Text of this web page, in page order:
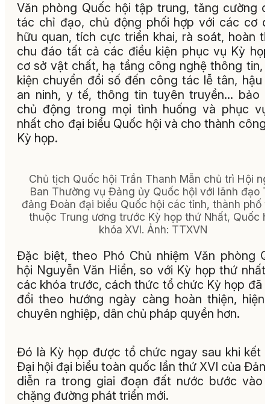
Văn phòng Quốc hội tập trung, tăng cường
tác chỉ đạo, chủ động phối hợp với các cơ
hữu quan, tích cực triển khai, rà soát, hoàn
chu đáo tất cả các điều kiện phục vụ Kỳ
cơ sở vật chất, hạ tầng công nghệ thông tin,
kiện chuyển đổi số đến công tác lễ tân, hậu
an ninh, y tế, thông tin tuyên truyền… bảo
chủ động trong mọi tình huống và phục
nhất cho đại biểu Quốc hội và cho thành công
Kỳ họp.
Chủ tịch Quốc hội Trần Thanh Mẫn chủ trì Hội
Ban Thường vụ Đảng ủy Quốc hội với lãnh đạo
đảng Đoàn đại biểu Quốc hội các tỉnh, thành phố
thuộc Trung ương trước Kỳ họp thứ Nhất, Quốc
khóa XVI. Ảnh: TTXVN
Đặc biệt, theo Phó Chủ nhiệm Văn phòng
hội Nguyễn Văn Hiển, so với Kỳ họp thứ nhất
các khóa trước, cách thức tổ chức Kỳ họp đã
đổi theo hướng ngày càng hoàn thiện, hiện
chuyên nghiệp, dân chủ pháp quyền hơn.
Đó là Kỳ họp được tổ chức ngay sau khi kết
Đại hội đại biểu toàn quốc lần thứ XVI của
diễn ra trong giai đoạn đất nước bước vào
chặng đường phát triển mới.